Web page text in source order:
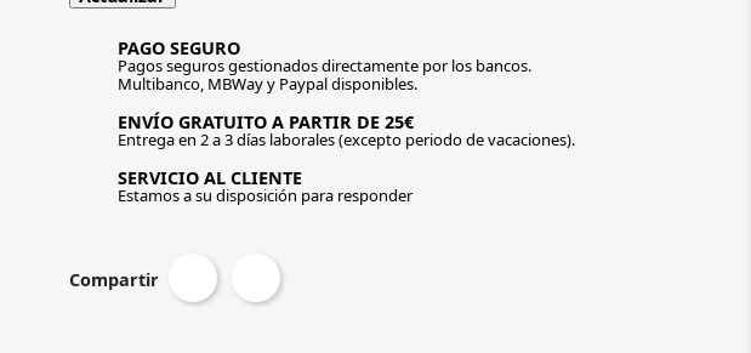
PAGO SEGURO
Pagos seguros gestionados directamente por los bancos.
Multibanco, MBWay y Paypal disponibles.
ENVÍO GRATUITO A PARTIR DE 25€
Entrega en 2 a 3 días laborales (excepto periodo de vacaciones).
SERVICIO AL CLIENTE
Estamos a su disposición para responder
Compartir